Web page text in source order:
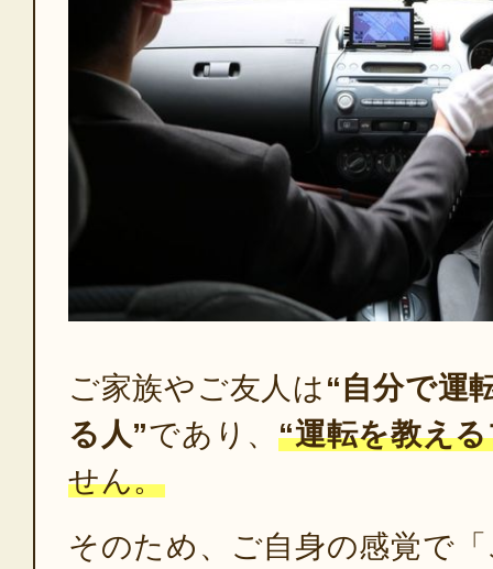
ご家族やご友人は“自分で運
る人”であり、“運転を教え
せん。
そのため、ご自身の感覚で